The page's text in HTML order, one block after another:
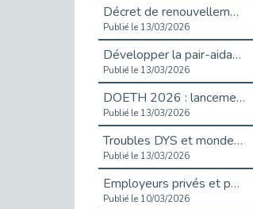
Décret de renouvellement de l'aide aux employeurs d'apprentis
Publié le 13/03/2026
Développer la pair-aidance en santé mentale : guide pour les employeurs
Publié le 13/03/2026
DOETH 2026 : lancement de la campagne pour les employeurs publics
Publié le 13/03/2026
Troubles DYS et monde du travail : mieux comprendre pour mieux accompagner _ vidéo
Publié le 13/03/2026
Employeurs privés et publics : vigilance face aux démarchages liés à l’OETH en 2026
Publié le 10/03/2026